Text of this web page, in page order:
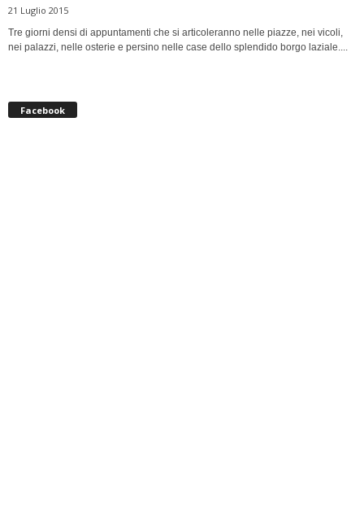
21 Luglio 2015
Tre giorni densi di appuntamenti che si articoleranno nelle piazze, nei vicoli,
nei palazzi, nelle osterie e persino nelle case dello splendido borgo laziale....
Facebook